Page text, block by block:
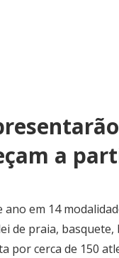
a
em 14
de praia,
por cerca de 150